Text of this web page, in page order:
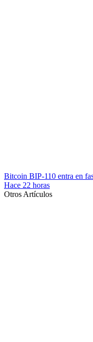
Bitcoin BIP-110 entra en
Hace 22 horas
Otros Artículos